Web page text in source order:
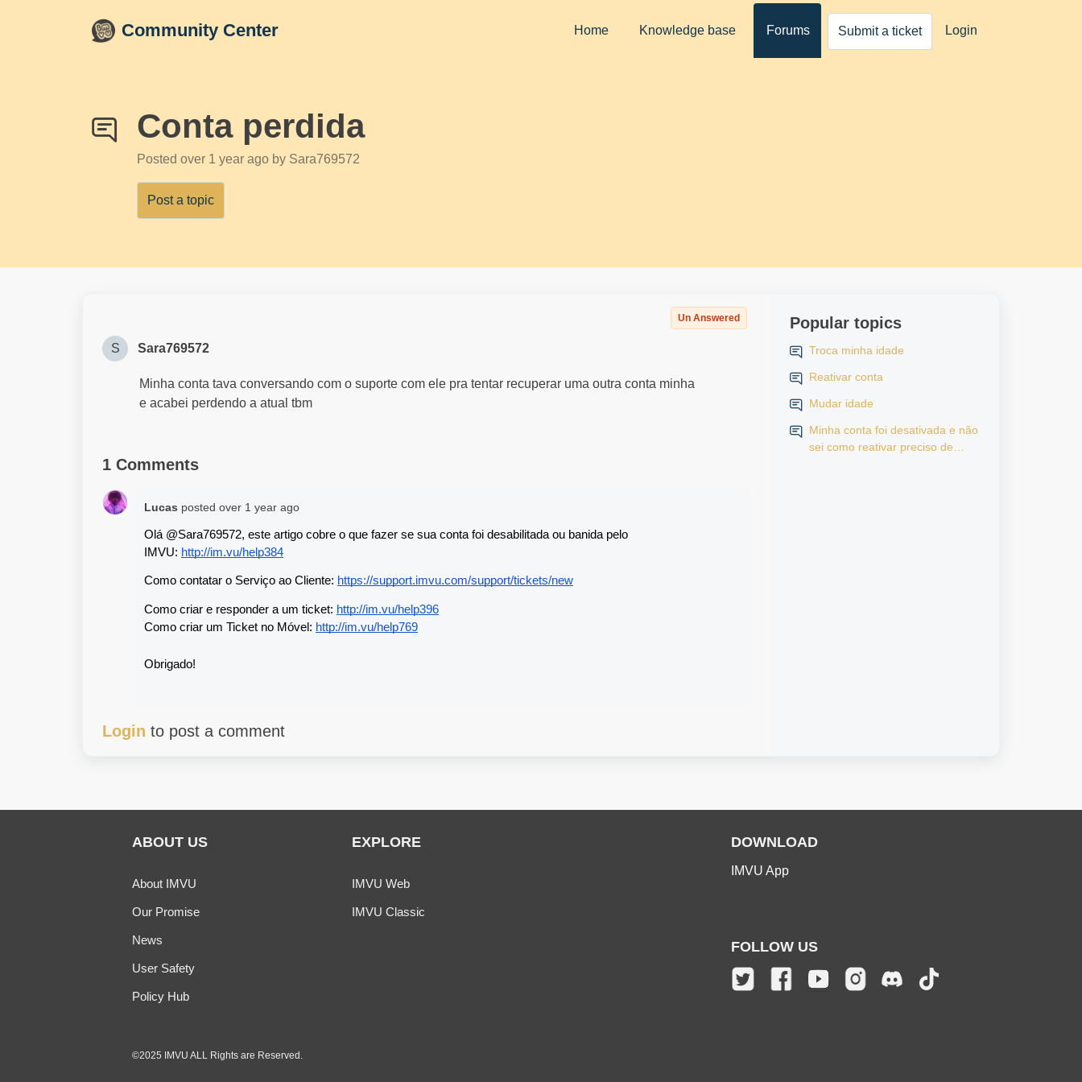
Community Center Home Knowledge base Forums Submit a ticket Login
Conta perdida
Posted over 1 year ago by Sara769572
Post a topic
Un Answered
S Sara769572
Minha conta tava conversando com o suporte com ele pra tentar recuperar uma outra conta minha
e acabei perdendo a atual tbm
1 Comments
Lucas posted over 1 year ago
Olá @Sara769572, este artigo cobre o que fazer se sua conta foi desabilitada ou banida pelo
IMVU: http://im.vu/help384
Como contatar o Serviço ao Cliente: https://support.imvu.com/support/tickets/new
Como criar e responder a um ticket: http://im.vu/help396
Como criar um Ticket no Móvel: http://im.vu/help769
Obrigado!
Login to post a comment
Popular topics
Troca minha idade
Reativar conta
Mudar idade
Minha conta foi desativada e não
sei como reativar preciso de
ABOUT US
About IMVU
Our Promise
News
User Safety
Policy Hub
EXPLORE
IMVU Web
IMVU Classic
DOWNLOAD
IMVU App
FOLLOW US
©2025 IMVU ALL Rights are Reserved.